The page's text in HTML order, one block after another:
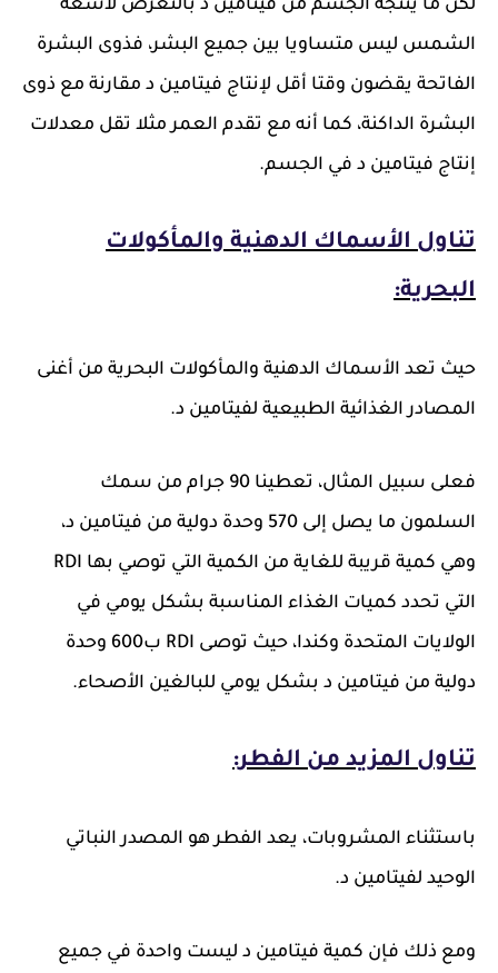
لكن ما ينتجه الجسم من فيتامين د بالتعرض لأشعة
الشمس ليس متساويا بين جميع البشر، فذوى البشرة
الفاتحة يقضون وقتا أقل لإنتاج فيتامين د مقارنة مع ذوى
البشرة الداكنة، كما أنه مع تقدم العمر مثلا تقل معدلات
إنتاج فيتامين د في الجسم.
تناول الأسماك الدهنية والمأكولات
البحرية:
حيث تعد الأسماك الدهنية والمأكولات البحرية من أغنى
المصادر الغذائية الطبيعية لفيتامين د.
فعلى سبيل المثال، تعطينا 90 جرام من سمك
السلمون ما يصل إلى 570 وحدة دولية من فيتامين د،
وهي كمية قريبة للغاية من الكمية التي توصي بها RDI
التي تحدد كميات الغذاء المناسبة بشكل يومي في
الولايات المتحدة وكندا، حيث توصى RDI ب600 وحدة
دولية من فيتامين د بشكل يومي للبالغين الأصحاء.
تناول المزيد من الفطر:
باستثناء المشروبات، يعد الفطر هو المصدر النباتي
الوحيد لفيتامين د.
ومع ذلك فإن كمية فيتامين د ليست واحدة في جميع